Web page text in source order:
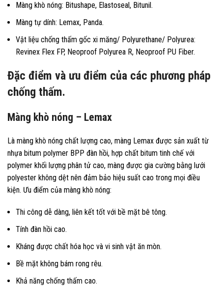
Màng khò nóng: Bitushape, Elastoseal, Bitunil.
Màng tự dính: Lemax, Panda.
Vật liệu chống thấm gốc xi măng/ Polyurethane/ Polyurea:
Revinex Flex FP, Neoproof Polyurea R, Neoproof PU Fiber.
Đặc điểm và ưu điểm của các phương pháp
chống thấm.
Màng khò nóng – Lemax
Là màng khò nóng chất lượng cao, màng Lemax được sản xuất từ
nhựa bitum polymer BPP đàn hồi, hợp chất bitum tinh chế với
polymer khối lượng phân tử cao, màng được gia cường bằng lưới
polyester không dệt nên đảm bảo hiệu suất cao trong mọi điều
kiện. Ưu điểm của màng khò nóng:
Thi công dễ dàng, liên kết tốt với bề mặt bê tông.
Tính đàn hồi cao.
Kháng được chất hóa học và vi sinh vật ăn mòn.
Bề mặt không bám rong rêu.
Khả năng chống thấm cao.